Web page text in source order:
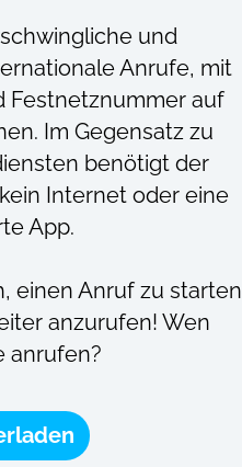
und
Anrufe, mit
Festnetznummer auf
Im Gegensatz zu
benötigt der
Internet oder eine
App.
einen Anruf zu starten
anzurufen! Wen
anrufen?